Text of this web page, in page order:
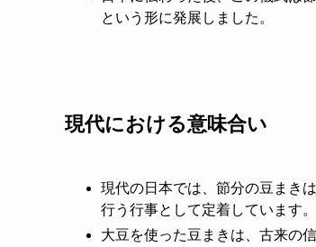
という形に発展しました。
現代における意味合い
現代の日本では、節分の豆まき
行う行事として定着しています。
大豆を使った豆まきは、古来の